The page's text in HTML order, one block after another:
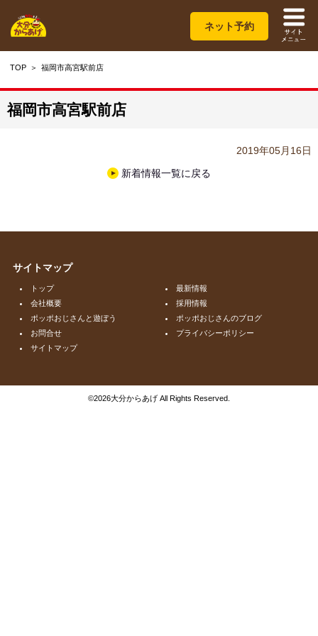
ネット予約
TOP 福岡市高宮駅前店
福岡市高宮駅前店
2019年05月16日
新着情報一覧に戻る
サイトマップ
トップ
最新情報
会社概要
採用情報
ポッポおじさんと遊ぼう
ポッポおじさんのブログ
お問合せ
プライバシーポリシー
サイトマップ
©2026大分からあげ All Rights Reserved.